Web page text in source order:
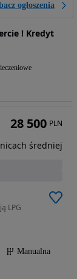
ogłoszenia
! Kredyt
LPG
Manualna
28 500 PLN
średniej